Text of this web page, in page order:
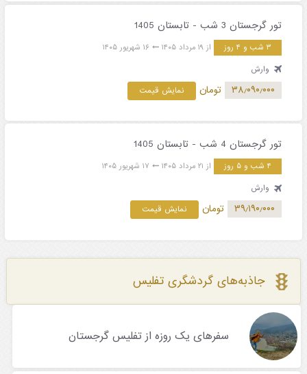
تور گرجستان 3 شب - تابستان 1405
۳ شب و ۴ روز از ۱۹ مرداد ۱۴۰۵
۱۶ شهریور ۱۴۰۵
وارش
۳۸٫۰۹۰٫۰۰۰ تومان نمایش قیمت
تور گرجستان 4 شب - تابستان 1405
۴ شب و ۵ روز از ۲۱ مرداد ۱۴۰۵
۱۷ شهریور ۱۴۰۵
وارش
۳۹٫۱۹۰٫۰۰۰ تومان نمایش قیمت
جاذبه‌های گردشگری تفلیس
سفرهای یک روزه از تفلیس گرجستان